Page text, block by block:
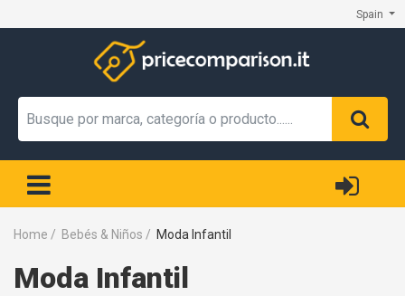
Spain
Home / Bebés & Niños / Moda Infantil
Moda Infantil